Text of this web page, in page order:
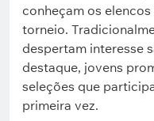
conheçam os
torneio.
despertam interesse
destaque, jovens
seleções que
primeira vez.